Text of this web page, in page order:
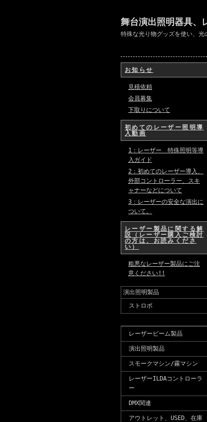
舞台演出照明器具、
特殊な光り物グッズを使い、光
お知らせ
見積依頼
会員募集
下取りについて
初めてのレーザー照明導
入動画
1：レーザー 特殊照明等導
入ガイド
2：初めてのレーザー導入、
外部コントローラー、スキ
ャナーなどについて
3：レーザーの安全な演出に
ついて。
レーザー製品に関する解
説（レーザー購入ご検討
の方は、お読みくださ
い）
粗悪なレーザー製品にご注
意ください!!
演出照明製品
ストロボ
レーザービーム製品
演出照明製品
スモークマシン/霧マシン
レーザーILDAコントローラ
ー
DMX関連
アウトレット、USED、在庫